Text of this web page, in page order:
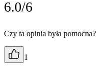
6.0/6
Czy ta opinia była pomocna?
1